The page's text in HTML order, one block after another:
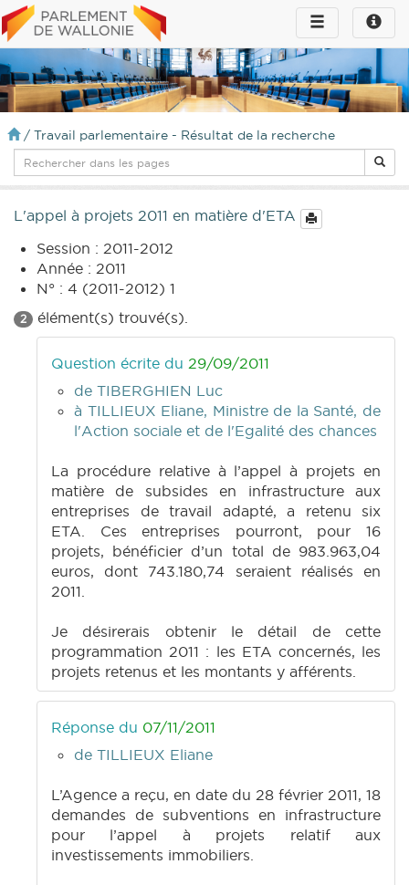
Toggle
infos
Toggle
navigation
/ Travail parlementaire - Résultat de la recherche
L'appel à projets 2011 en matière d'ETA
Session : 2011-2012
Année : 2011
N° : 4 (2011-2012) 1
2 élément(s) trouvé(s).
Question écrite du 29/09/2011
de TIBERGHIEN Luc
à TILLIEUX Eliane, Ministre de la Santé, de
l'Action sociale et de l'Egalité des chances
La procédure relative à l’appel à projets en
matière de subsides en infrastructure aux
entreprises de travail adapté, a retenu six
ETA. Ces entreprises pourront, pour 16
projets, bénéficier d’un total de 983.963,04
euros, dont 743.180,74 seraient réalisés en
2011.
Je désirerais obtenir le détail de cette
programmation 2011 : les ETA concernés, les
projets retenus et les montants y afférents.
Réponse du 07/11/2011
de TILLIEUX Eliane
L’Agence a reçu, en date du 28 février 2011, 18
demandes de subventions en infrastructure
pour l’appel à projets relatif aux
investissements immobiliers.